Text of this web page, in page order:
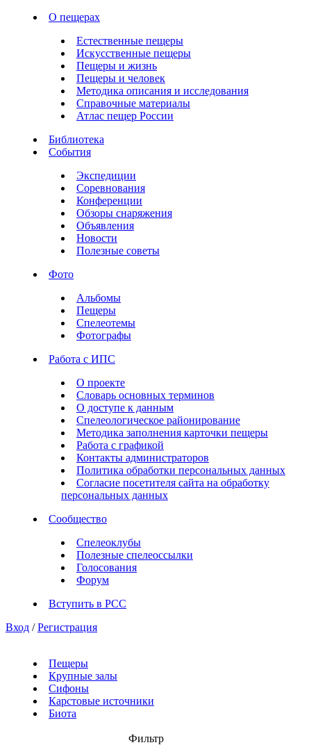
О пещерах
Естественные пещеры
Искусственные пещеры
Пещеры и жизнь
Пещеры и человек
Методика описания и исследования
Справочные материалы
Атлас пещер России
Библиотека
События
Экспедиции
Соревнования
Конференции
Обзоры снаряжения
Объявления
Новости
Полезные советы
Фото
Альбомы
Пещеры
Спелеотемы
Фотографы
Работа с ИПС
О проекте
Словарь основных терминов
О доступе к данным
Спелеологическое районирование
Методика заполнения карточки пещеры
Работа с графикой
Контакты администраторов
Политика обработки персональных данных
Согласие посетителя сайта на обработку
персональных данных
Сообщество
Спелеоклубы
Полезные спелеоссылки
Голосования
Форум
Вступить в РСС
Вход / Регистрация
Пещеры
Крупные залы
Сифоны
Карстовые источники
Биота
Фильтр